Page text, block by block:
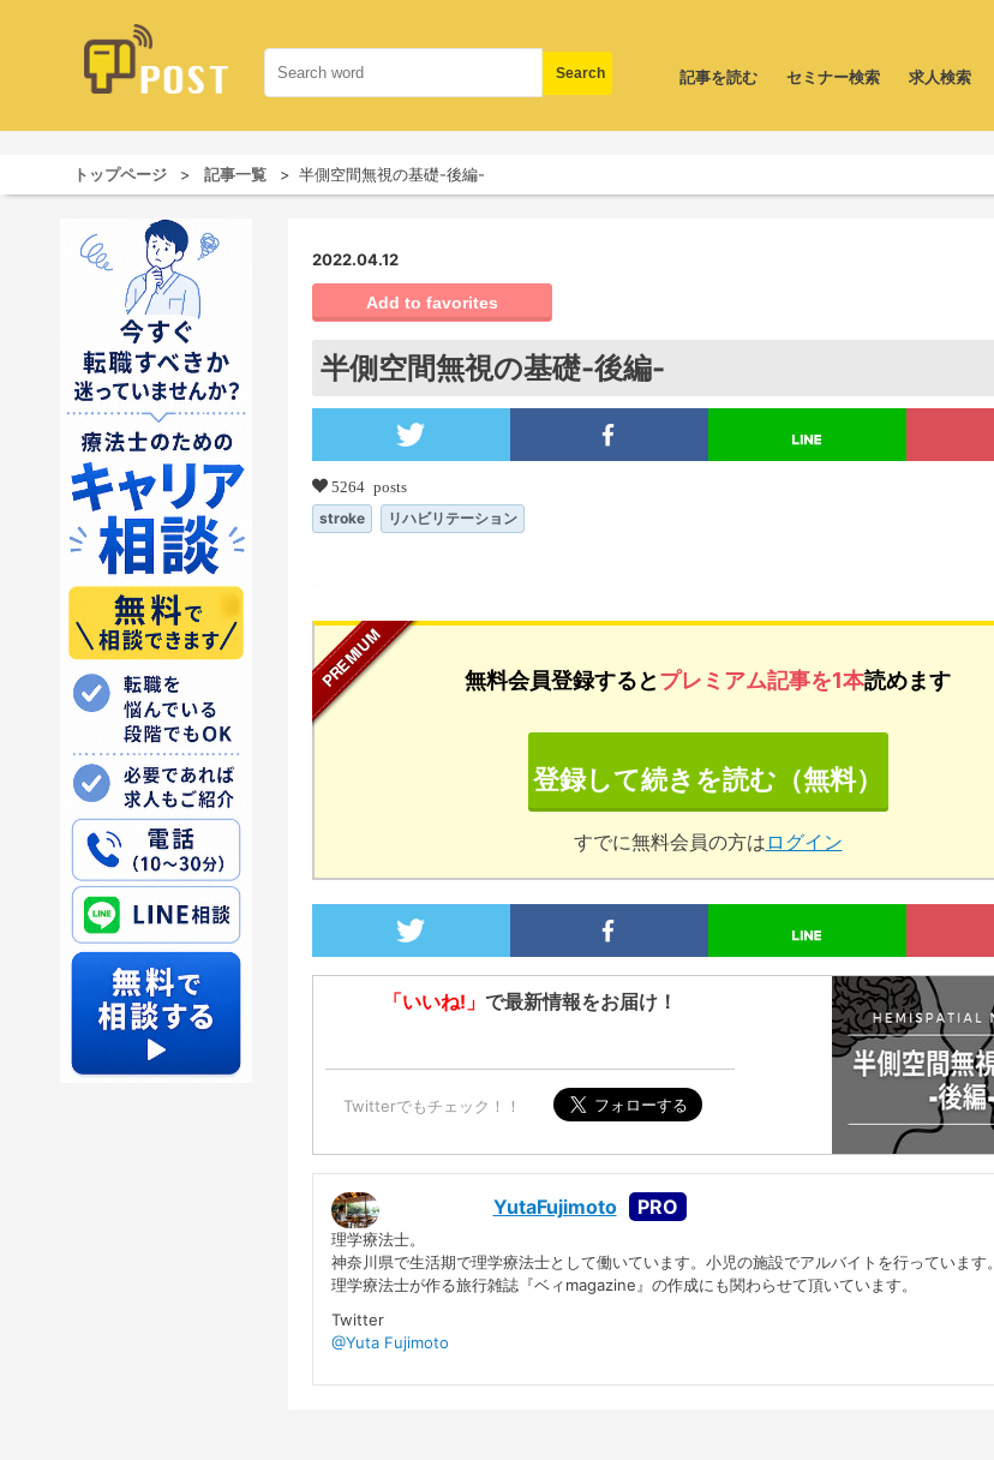
記事を読む セミナー検索 求人検索
トップページ 記事一覧 半側空間無視の基礎-後編-
2022.04.12
Add to favorites
半側空間無視の基礎-後編-
5264 posts
stroke リハビリテーション
無料会員登録するとプレミアム記事を1本読めます
登録して続きを読む（無料）
すでに無料会員の方は ログイン
「いいね!」 で最新情報をお届け！
Twitterでもチェック！！
YutaFujimoto
理学療法士。
神奈川県で生活期で理学療法士として働いています。小児の施設でアルバイトを行っています。
理学療法士が作る旅行雑誌『ベィmagazine』の作成にも関わらせて頂いています。
Twitter
@Yuta Fujimoto